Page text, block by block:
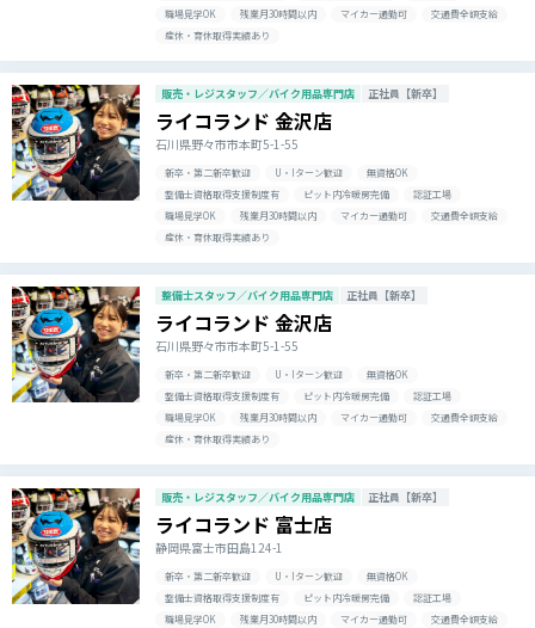
職場見学OK
残業月30時間以内 マイカー通勤可
交通費全額支給
産休・育休取得実績あり
販売・レジスタッフ／バイク用品専門店 正社員【新卒】
ライコランド 金沢店
石川県野々市市本町5-1-55
新卒・第二新卒歓迎 U・Iターン歓迎
無資格OK
整備士資格取得支援制度有
ピット内冷暖房完備
認証工場
職場見学OK
残業月30時間以内 マイカー通勤可
交通費全額支給
産休・育休取得実績あり
整備士スタッフ／バイク用品専門店 正社員【新卒】
ライコランド 金沢店
石川県野々市市本町5-1-55
新卒・第二新卒歓迎 U・Iターン歓迎
無資格OK
整備士資格取得支援制度有
ピット内冷暖房完備
認証工場
職場見学OK
残業月30時間以内 マイカー通勤可
交通費全額支給
産休・育休取得実績あり
販売・レジスタッフ／バイク用品専門店 正社員【新卒】
ライコランド 富士店
静岡県富士市田島124-1
新卒・第二新卒歓迎 U・Iターン歓迎
無資格OK
整備士資格取得支援制度有
ピット内冷暖房完備
認証工場
職場見学OK
残業月30時間以内 マイカー通勤可
交通費全額支給